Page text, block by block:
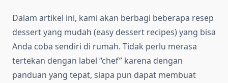
Dalam artikel ini, kami akan berbagi beberapa resep
dessert yang mudah (easy dessert recipes) yang bisa
Anda coba sendiri di rumah. Tidak perlu merasa
tertekan dengan label “chef” karena dengan
panduan yang tepat, siapa pun dapat membuat